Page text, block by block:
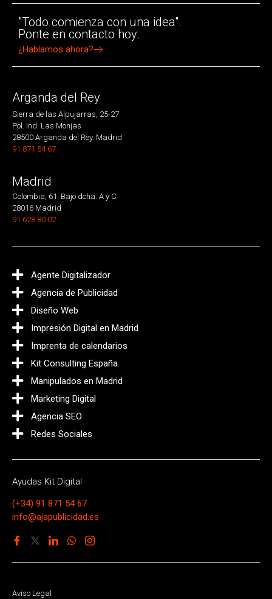
"Todo comienza con una idea".
Ponte en contacto hoy.
¿Hablamos ahora?
Arganda del Rey
Sierra de las Alpujarras, 25-27
Pol. Ind. Las Monjas
28500 Arganda del Rey. Madrid
91 871 54 67
Madrid
Colombia, 61. Bajo dcha. A y C
28016 Madrid
91 628 80 02
Agente Digitalizador
Agencia de Publicidad
Diseño Web
Impresión Digital en Madrid
Imprenta de calendarios
Kit Consulting España
Manipulados en Madrid
Marketing Digital
Agencia SEO
Redes Sociales
Ayudas Kit Digital
(+34) 91 871 54 67
info@ajapublicidad.es
Aviso Legal